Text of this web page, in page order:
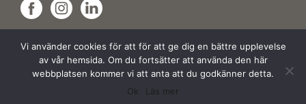
Hundsporthallar
Vi använder cookies för att för att ge dig en bättre upplevelse
av vår hemsida. Om du fortsätter att använda den här
webbplatsen kommer vi att anta att du godkänner detta.
Ok
Läs mer